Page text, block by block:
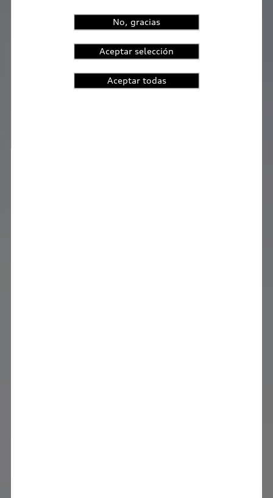
No, gracias
Aceptar selección
Aceptar todas